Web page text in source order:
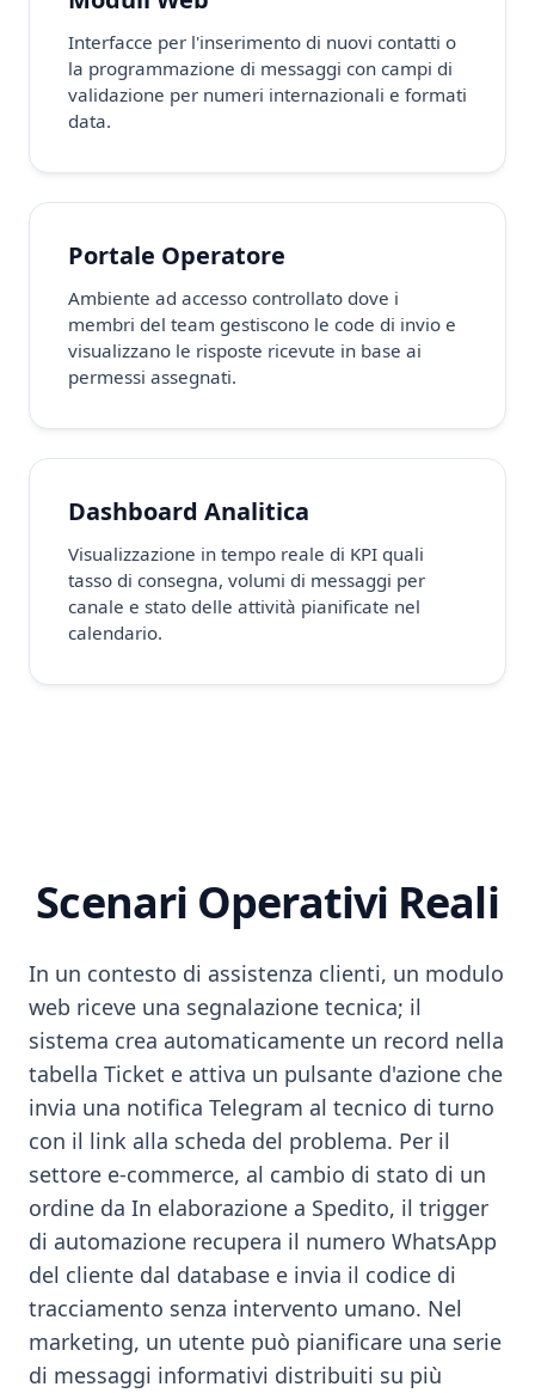
Interfacce per l'inserimento di nuovi contatti o
la programmazione di messaggi con campi di
validazione per numeri internazionali e formati
data.
Portale Operatore
Ambiente ad accesso controllato dove i
membri del team gestiscono le code di invio e
visualizzano le risposte ricevute in base ai
permessi assegnati.
Dashboard Analitica
Visualizzazione in tempo reale di KPI quali
tasso di consegna, volumi di messaggi per
canale e stato delle attività pianificate nel
calendario.
Scenari Operativi Reali
In un contesto di assistenza clienti, un modulo
web riceve una segnalazione tecnica; il
sistema crea automaticamente un record nella
tabella Ticket e attiva un pulsante d'azione che
invia una notifica Telegram al tecnico di turno
con il link alla scheda del problema. Per il
settore e-commerce, al cambio di stato di un
ordine da In elaborazione a Spedito, il trigger
di automazione recupera il numero WhatsApp
del cliente dal database e invia il codice di
tracciamento senza intervento umano. Nel
marketing, un utente può pianificare una serie
di messaggi informativi distribuiti su più